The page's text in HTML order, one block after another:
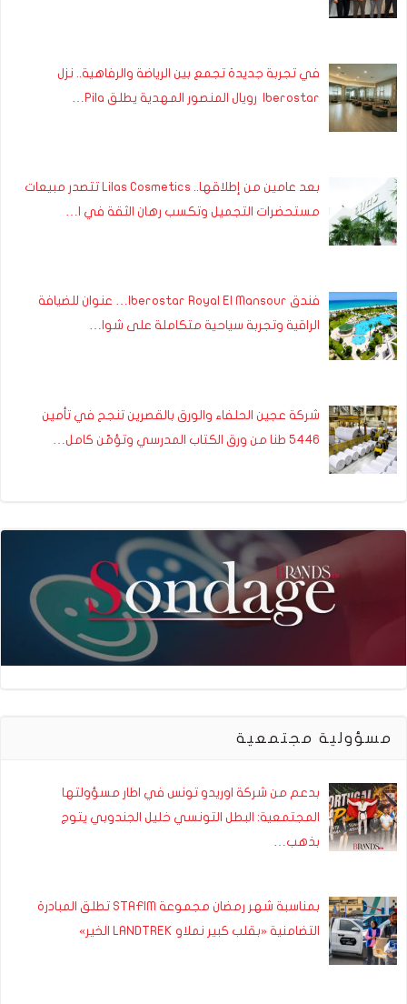
في تجربة جديدة تجمع بين الرياضة والرفاهية.. نزل
Iberostar رويال المنصور المهدية يطلق Pila…
بعد عامين من إطلاقها.. Lilas Cosmetics تتصدر مبيعات
مستحضرات التجميل وتكسب رهان الثقة في ا…
فندق Iberostar Royal El Mansour… عنوان للضيافة
الراقية وتجربة سياحية متكاملة على شوا…
شركة عجين الحلفاء والورق بالقصرين تنجح في تأمين
5446 طنا من ورق الكتاب المدرسي وتؤمّن كامل…
مسؤولية مجتمعية
بدعم من شركة اوريدو تونس في اطار مسؤولتها
المجتمعية: البطل التونسي خليل الجندوبي يتوج
بذهب…
بمناسبة شهر رمضان مجموعة STAFIM تطلق المبادرة
التضامنية «بقلب كبير نملاو LANDTREK الخير»